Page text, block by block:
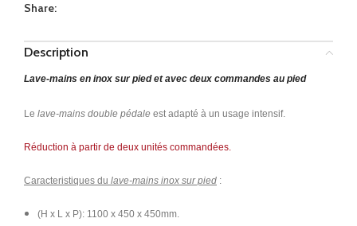
Share:
Description
Lave-mains en inox sur pied et avec deux commandes au pied
Le lave-mains double pédale est adapté à un usage intensif.
Réduction à partir de deux unités commandées.
Caracteristiques du lave-mains inox sur pied :
(H x L x P): 1100 x 450 x 450mm.